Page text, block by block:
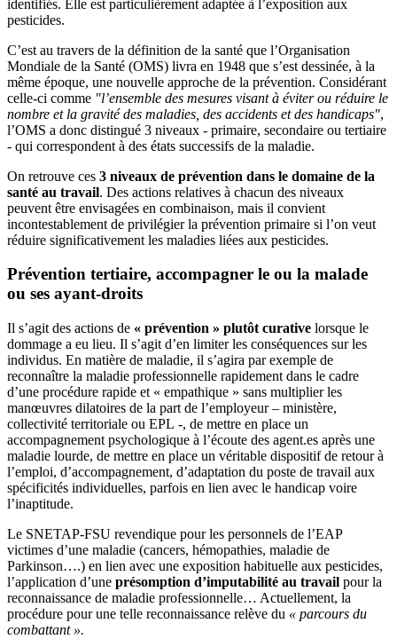
identifiés. Elle est particulièrement adaptée à l’exposition aux
pesticides.
C’est au travers de la définition de la santé que l’Organisation
Mondiale de la Santé (OMS) livra en 1948 que s’est dessinée, à la
même époque, une nouvelle approche de la prévention. Considérant
celle-ci comme "l’ensemble des mesures visant à éviter ou réduire le
nombre et la gravité des maladies, des accidents et des handicaps",
l’OMS a donc distingué 3 niveaux - primaire, secondaire ou tertiaire
- qui correspondent à des états successifs de la maladie.
On retrouve ces 3 niveaux de prévention dans le domaine de la
santé au travail. Des actions relatives à chacun des niveaux
peuvent être envisagées en combinaison, mais il convient
incontestablement de privilégier la prévention primaire si l’on veut
réduire significativement les maladies liées aux pesticides.
Prévention tertiaire, accompagner le ou la malade
ou ses ayant-droits
Il s’agit des actions de « prévention » plutôt curative lorsque le
dommage a eu lieu. Il s’agit d’en limiter les conséquences sur les
individus. En matière de maladie, il s’agira par exemple de
reconnaître la maladie professionnelle rapidement dans le cadre
d’une procédure rapide et « empathique » sans multiplier les
manœuvres dilatoires de la part de l’employeur – ministère,
collectivité territoriale ou EPL -, de mettre en place un
accompagnement psychologique à l’écoute des agent.es après une
maladie lourde, de mettre en place un véritable dispositif de retour à
l’emploi, d’accompagnement, d’adaptation du poste de travail aux
spécificités individuelles, parfois en lien avec le handicap voire
l’inaptitude.
Le SNETAP-FSU revendique pour les personnels de l’EAP
victimes d’une maladie (cancers, hémopathies, maladie de
Parkinson….) en lien avec une exposition habituelle aux pesticides,
l’application d’une présomption d’imputabilité au travail pour la
reconnaissance de maladie professionnelle… Actuellement, la
procédure pour une telle reconnaissance relève du « parcours du
combattant ».